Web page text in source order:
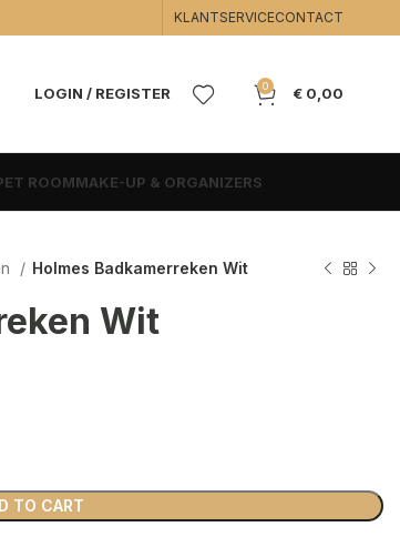
KLANTSERVICECONTACT
LOGIN / REGISTER 0 € 0,00
ROOMMAKE-UP & ORGANIZERS
Holmes Badkamerreken Wit
Wit
TO CART